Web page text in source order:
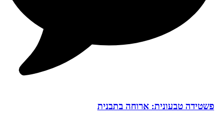
פשטידה טבעונית: ארוחה בתבנית